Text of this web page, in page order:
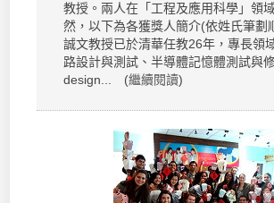
教授。兩人在「工程及應用科學」領
然，以下為各獲獎人簡介(依姓氏筆劃
誠文教授已於清華任教26年，專長領
路設計與測試、半導體記憶體測試與
design... (繼續閱讀)